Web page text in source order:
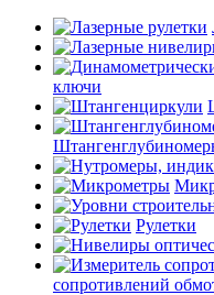
ключи
Рулетки
сопротивлений